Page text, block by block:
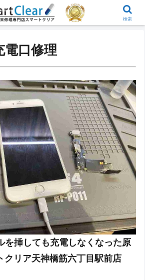
口修理
を挿しても充電しなくなった原
クリア天神橋筋六丁目駅前店
検索